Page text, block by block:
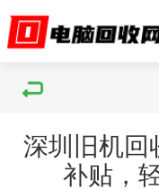
深圳旧机回
补贴，